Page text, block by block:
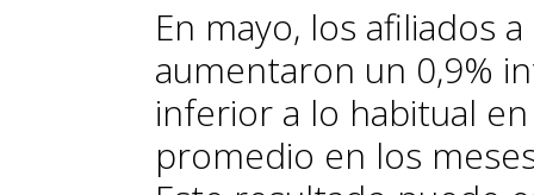
En mayo, los afiliados
aumentaron un 0,9%
inferior a lo habitual
promedio en los